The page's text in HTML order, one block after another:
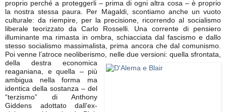
proprio perché a proteggerli – prima di ogni altra cosa – è proprio
la nostra stessa paura. Per Magaldi, scontiamo anche un vuoto
culturale: da riempire, per la precisione, ricorrendo al socialismo
liberale teorizzato da Carlo Rosselli. Una corrente di pensiero
illuminante ma rimasta in ombra, schiacciata dal fascismo e dallo
stesso socialismo massimalista, prima ancora che dal comunismo.
Poi venne l’atroce neoliberismo, nelle due versioni: quella sfrontata,
della destra economica
reaganiana, e quella – più
ambigua nella forma ma
identica della sostanza – del
“terzismo” di Anthony
Giddens adottato dall’ex-